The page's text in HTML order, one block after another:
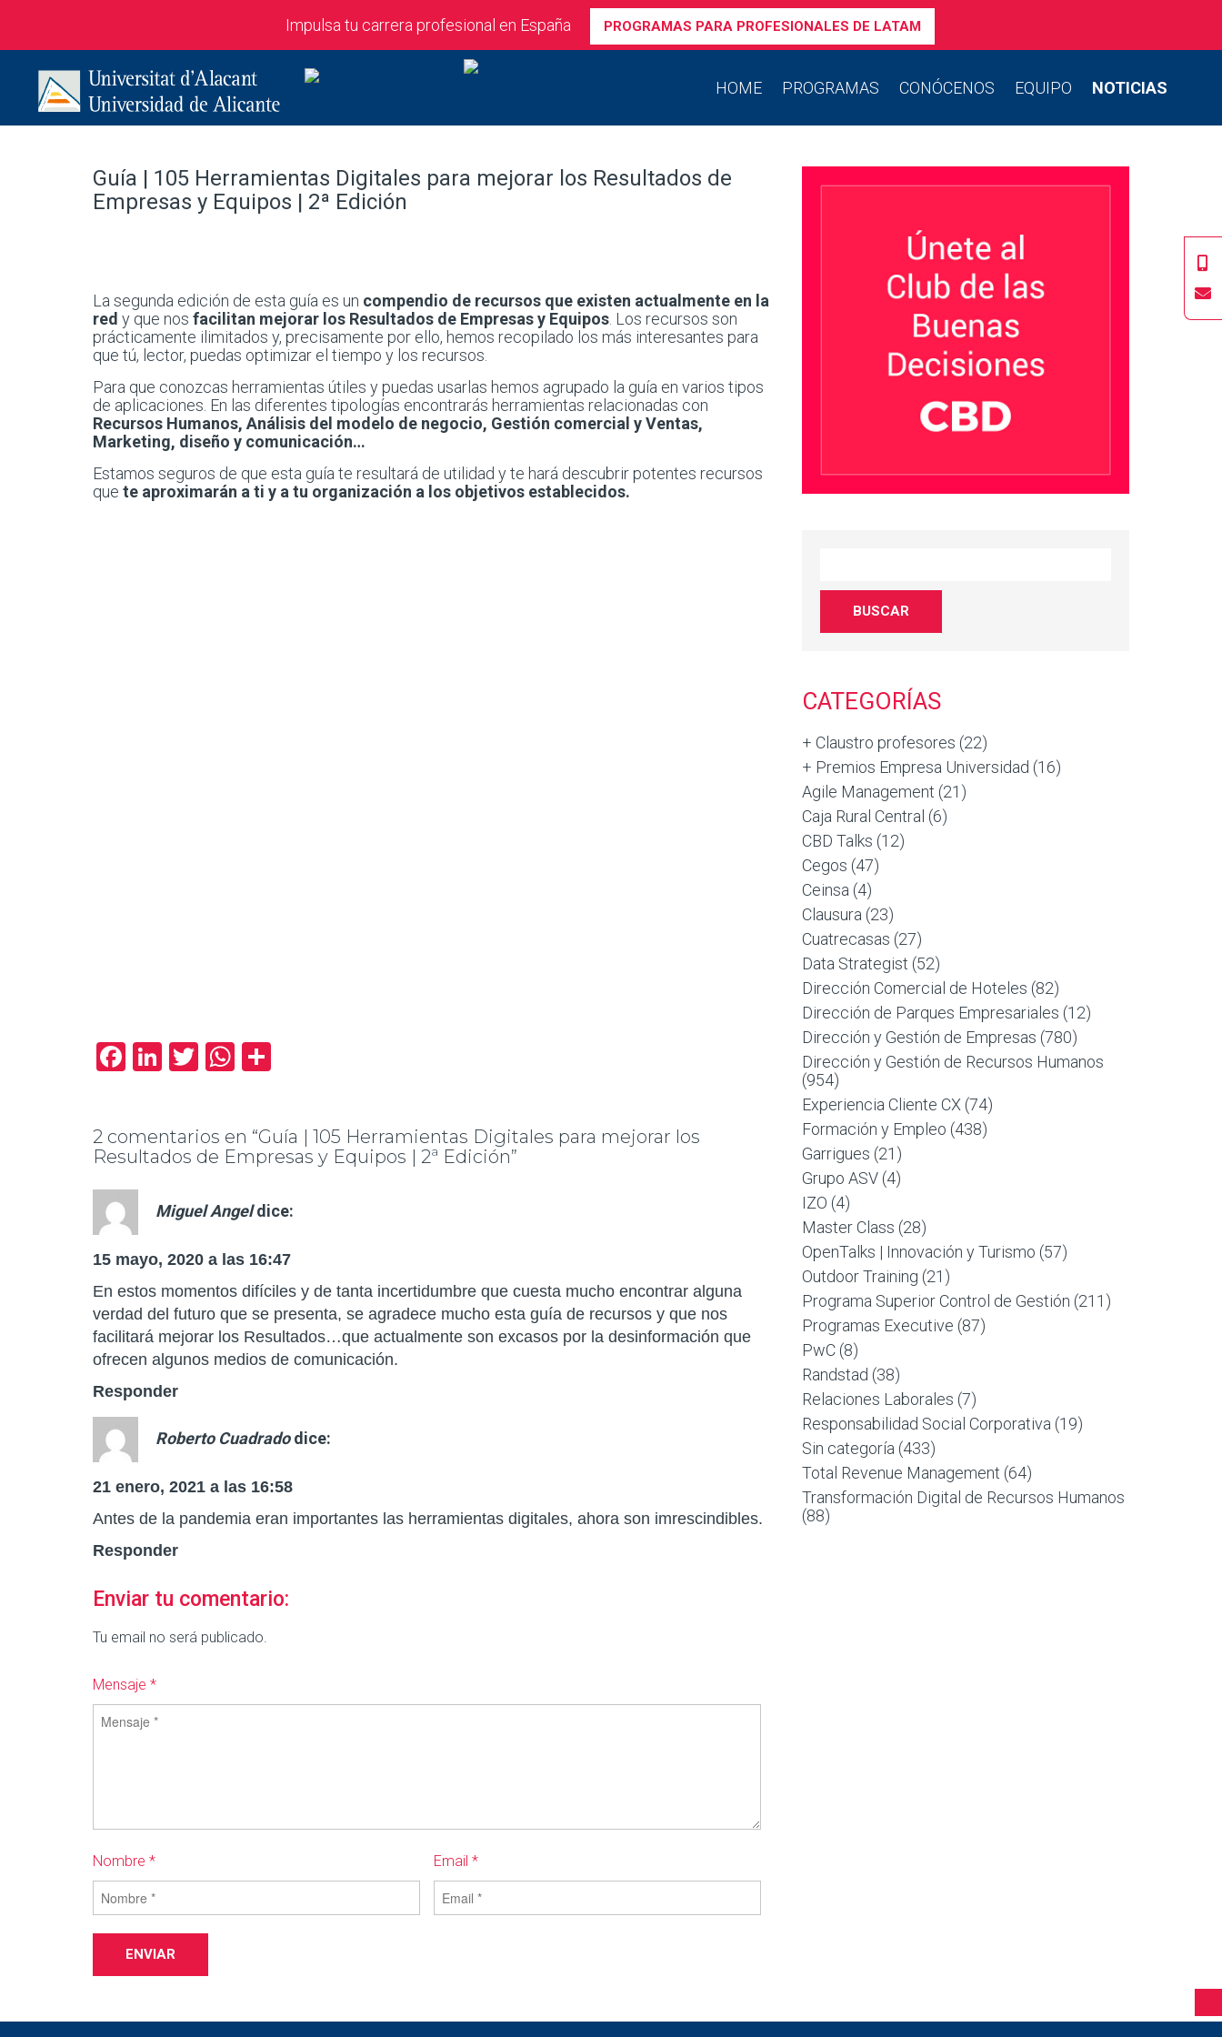
Impulsa tu carrera profesional en España PROGRAMAS PARA PROFESIONALES DE LATAM
HOME PROGRAMAS CONÓCENOS EQUIPO NOTICIAS
Guía | ​105 Herramientas Digitales para mejorar los Resultados de
Empresas y Equipos | 2ª Edición
La segunda edición de esta guía es un compendio de recursos que existen actualmente en la
red y que nos facilitan mejorar los Resultados de Empresas y Equipos . Los recursos son
prácticamente ilimitados y, precisamente por ello, hemos recopilado los más interesantes para
que tú, lector, puedas optimizar el tiempo y los recursos​.
Para que conozcas herramientas útiles y puedas usarlas hemos agrupado la guía en varios tipos
de aplicaciones. En las diferentes tipologías encontrarás​ herramientas relacionadas con
Recursos Humanos, Análisis del modelo de negocio, Gestión comercial y Ventas,
Marketing, diseño y comunicación…
Estamos seguros de que esta guía te resultará de utilidad y te hará descubrir potentes recursos
que te aproximarán a t​i y a tu organización a los objetivos establecidos.
Facebook
LinkedIn
TwitterWhatsApp
2 comentarios en “Guía | ​105 Herramientas Digitales para mejorar los
Resultados de Empresas y Equipos | 2ª Edición”
Miguel Angel dice:
15 mayo, 2020 a las 16:47
En estos momentos difíciles y de tanta incertidumbre que cuesta mucho encontrar alguna
verdad del futuro que se presenta, se agradece mucho esta guía de recursos y que nos
facilitará mejorar los Resultados…que actualmente son excasos por la desinformación que
ofrecen algunos medios de comunicación.
Responder
Roberto Cuadrado dice:
21 enero, 2021 a las 16:58
Antes de la pandemia eran importantes las herramientas digitales, ahora son imrescindibles.
Responder
Enviar tu comentario:
Tu email no será publicado.
Mensaje *
Nombre * Email *
CATEGORÍAS
+ Claustro profesores (22)
+ Premios Empresa Universidad (16)
Agile Management (21)
Caja Rural Central (6)
CBD Talks (12)
Cegos (47)
Ceinsa (4)
Clausura (23)
Cuatrecasas (27)
Data Strategist (52)
Dirección Comercial de Hoteles (82)
Dirección de Parques Empresariales (12)
Dirección y Gestión de Empresas (780)
Dirección y Gestión de Recursos Humanos
(954)
Experiencia Cliente CX (74)
Formación y Empleo (438)
Garrigues (21)
Grupo ASV (4)
IZO (4)
Master Class (28)
OpenTalks | Innovación y Turismo (57)
Outdoor Training (21)
Programa Superior Control de Gestión (211)
Programas Executive (87)
PwC (8)
Randstad (38)
Relaciones Laborales (7)
Responsabilidad Social Corporativa (19)
Sin categoría (433)
Total Revenue Management (64)
Transformación Digital de Recursos Humanos
(88)